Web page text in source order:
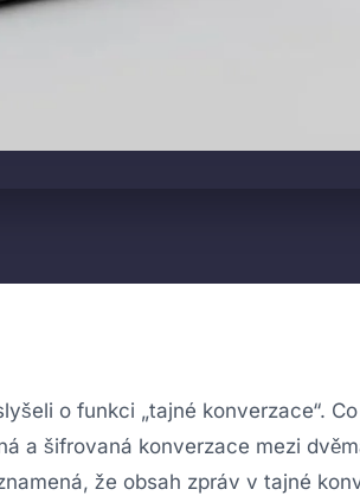
o funkci „tajné konverzace“.
a šifrovaná konverzace mezi
že obsah zpráv v tajné